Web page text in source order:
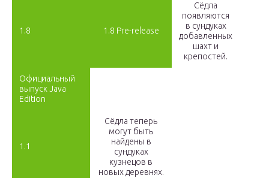
1.8 1.8 Pre-release
Сёдла
появляются
в сундуках
добавленных
шахт и
крепостей.
Официальный
выпуск Java
Edition
1.1
Сёдла теперь
могут быть
найдены в
сундуках
кузнецов в
новых деревнях.